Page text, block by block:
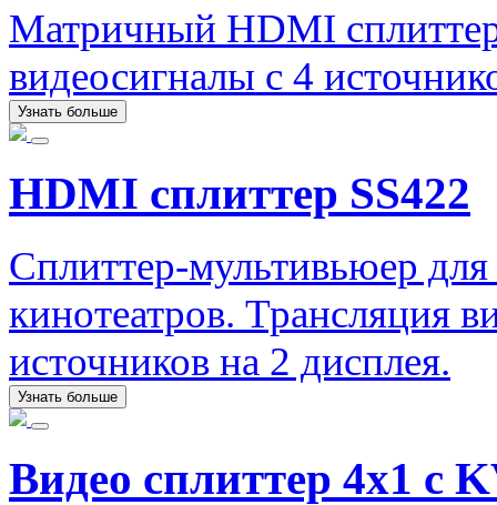
Матричный HDMI
видеосигналы с 4
Узнать больше
HDMI сплиттер SS422
Сплиттер-мультивьюер
кинотеатров. Трансляция
источников на 2 дисплея.
Узнать больше
Видео сплиттер 4х1 с